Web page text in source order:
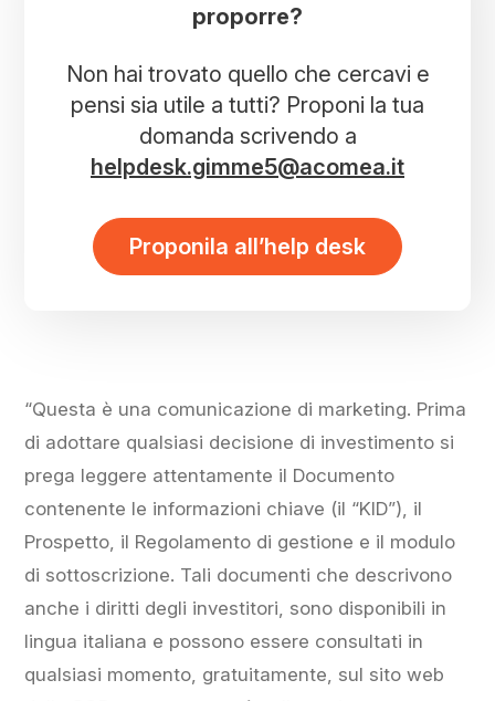
proporre?
Non hai trovato quello che cercavi e
pensi sia utile a tutti? Proponi la tua
domanda scrivendo a
helpdesk.gimme5@acomea.it
Proponila all’help desk
“Questa è una comunicazione di marketing. Prima
di adottare qualsiasi decisione di investimento si
prega leggere attentamente il Documento
contenente le informazioni chiave (il “KID”), il
Prospetto, il Regolamento di gestione e il modulo
di sottoscrizione. Tali documenti che descrivono
anche i diritti degli investitori, sono disponibili in
lingua italiana e possono essere consultati in
qualsiasi momento, gratuitamente, sul sito web